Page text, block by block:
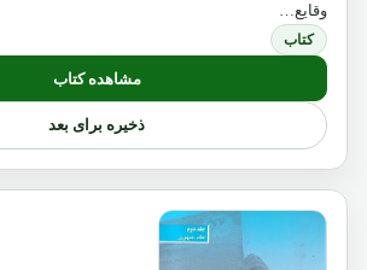
وقایع…
کتاب
مشاهده کتاب
ذخیره برای بعد